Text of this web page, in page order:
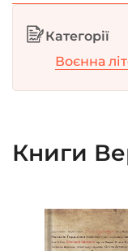
Категорії
Воєнна
Книги